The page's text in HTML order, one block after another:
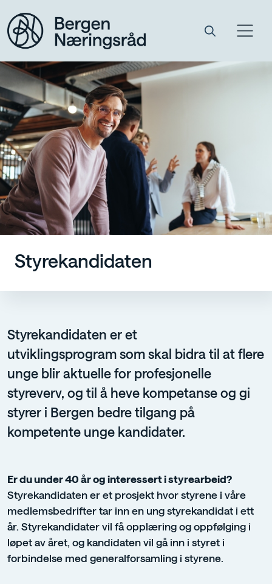
Styrekandidaten
Styrekandidaten er et
utviklingsprogram som skal bidra til at flere
unge blir aktuelle for profesjonelle
styreverv, og til å heve kompetanse og gi
styrer i Bergen bedre tilgang på
kompetente unge kandidater.
Er du under 40 år og interessert i styrearbeid?
Styrekandidaten er et prosjekt hvor styrene i våre
medlemsbedrifter tar inn en ung styrekandidat i ett
år. Styrekandidater vil få opplæring og oppfølging i
løpet av året, og kandidaten vil gå inn i styret i
forbindelse med generalforsamling i styrene.